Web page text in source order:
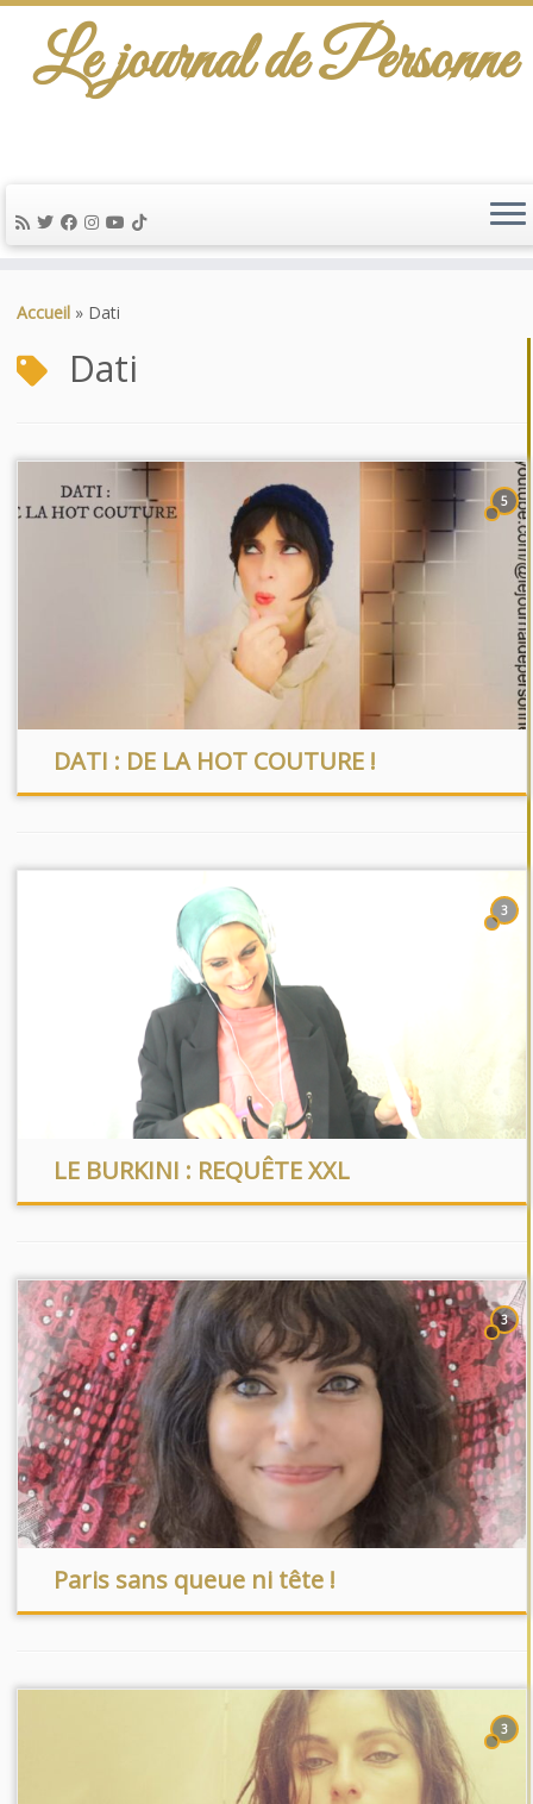
au
Le journal de Personne
Accueil » Dati
Dati
5
DATI : DE LA HOT COUTURE !
3
LE BURKINI : REQUÊTE XXL
3
Paris sans queue ni tête !
3